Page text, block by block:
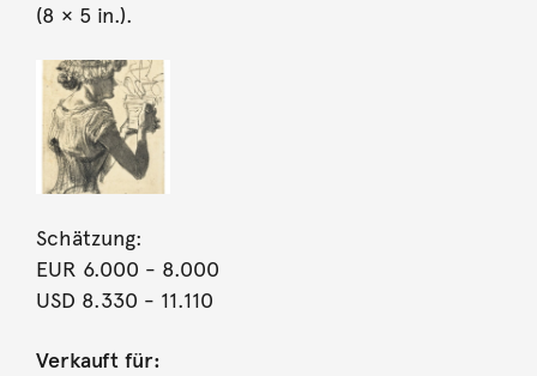
(8 × 5 in.).
Schätzung:
EUR 6.000 - 8.000
USD 8.330 - 11.110
Verkauft für: